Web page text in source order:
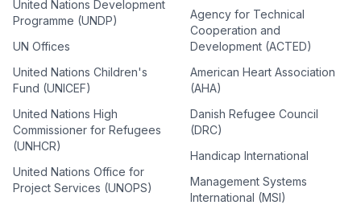
United Nations Development
Programme (UNDP)
UN Offices
United Nations Children's
Fund (UNICEF)
United Nations High
Commissioner for Refugees
(UNHCR)
United Nations Office for
Project Services (UNOPS)
Agency for Technical
Cooperation and
Development (ACTED)
American Heart Association
(AHA)
Danish Refugee Council
(DRC)
Handicap International
Management Systems
International (MSI)